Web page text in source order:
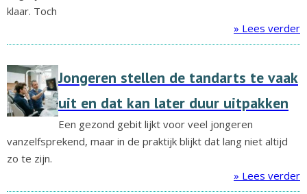
klaar. Toch
» Lees verder
Jongeren stellen de tandarts te vaak
uit en dat kan later duur uitpakken
Een gezond gebit lijkt voor veel jongeren
vanzelfsprekend, maar in de praktijk blijkt dat lang niet altijd
zo te zijn.
» Lees verder